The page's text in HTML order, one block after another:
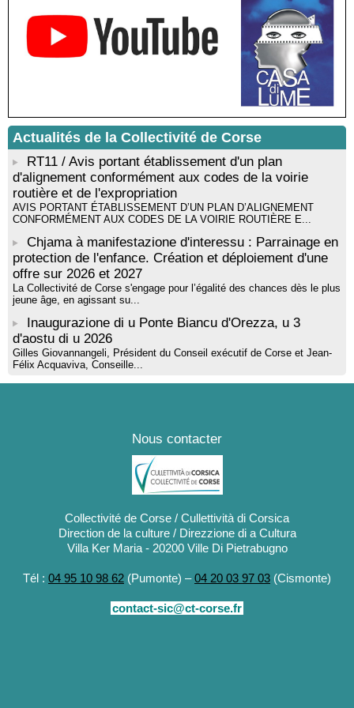
livre « La ballade du pendu du Niolu» - Mediateca territuriale di
Santa Lucia di Tallà
Mise en musique d’un livre jeunesse par Annik Meschinet,
musicienne pédagogue : Ateliers d’expression sonore, vocale,
rythmique et corporelle - Mediateca territuriale di Santa Lucia di
! Événement reporté ! Cycle de conférences peinture animé
par Alexandre Dominati - Mediateca territuriale di Santa Lucia di
Tallà
Actualités de la Collectivité de Corse
RT11 / Avis portant établissement d'un plan
d'alignement conformément aux codes de la voirie
routière et de l'expropriation
AVIS PORTANT ÉTABLISSEMENT D’UN PLAN D’ALIGNEMENT
CONFORMÉMENT AUX CODES DE LA VOIRIE ROUTIÈRE E...
Chjama à manifestazione d'interessu : Parrainage en
protection de l'enfance. Création et déploiement d'une
offre sur 2026 et 2027
La Collectivité de Corse s'engage pour l’égalité des chances dès le plus
jeune âge, en agissant su...
Inaugurazione di u Ponte Biancu d'Orezza, u 3
d'aostu di u 2026
Gilles Giovannangeli, Président du Conseil exécutif de Corse et Jean-
Félix Acquaviva, Conseille...
Nous contacter
Collectivité de Corse / Cullettività di Corsica
Direction de la culture / Direzzione di a Cultura
Villa Ker Maria - 20200 Ville Di Pietrabugno
Tél : 04 95 10 98 62 (Pumonte) –04 20 03 97 03 (Cismonte)
contact-sic@ct-corse.fr